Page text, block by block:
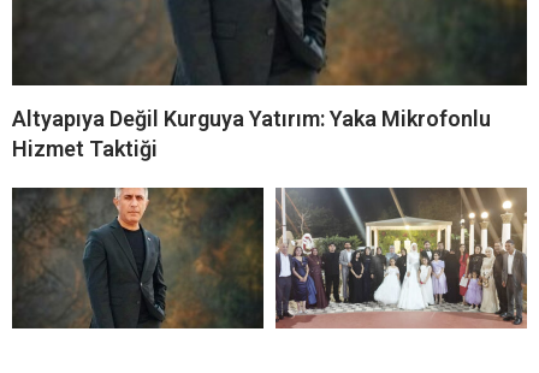
Altyapıya Değil Kurguya Yatırım: Yaka Mikrofonlu
Hizmet Taktiği